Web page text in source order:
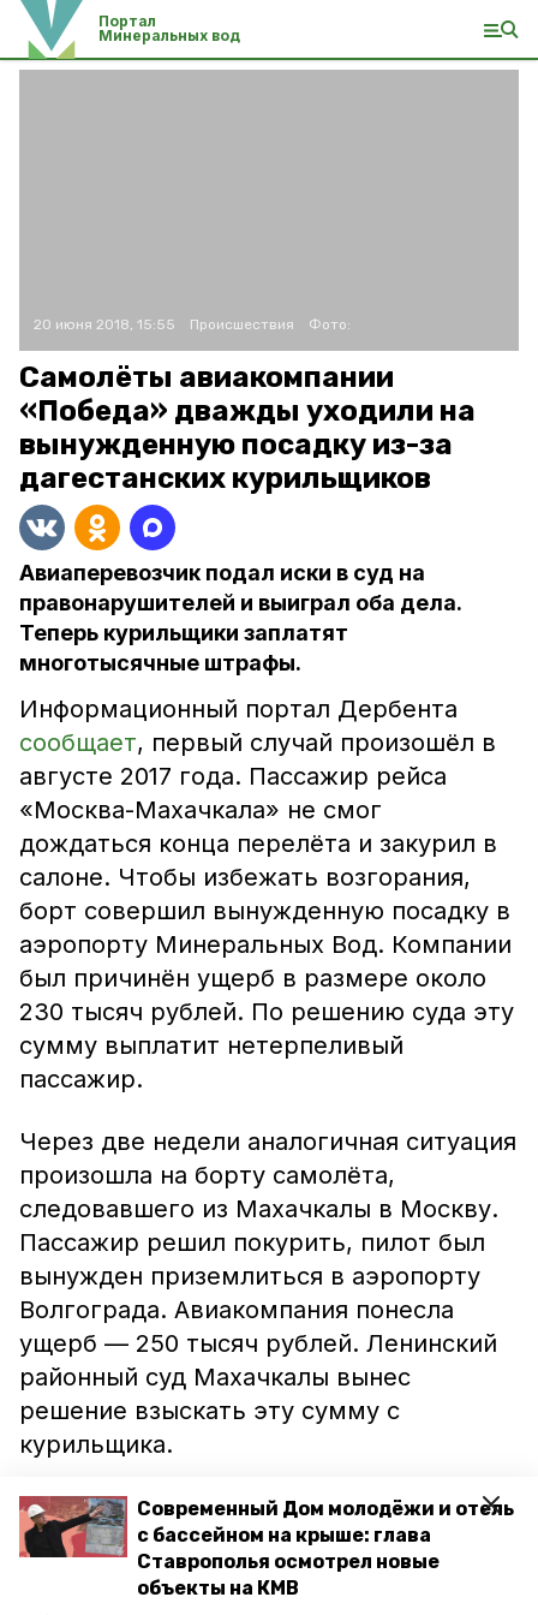
Современный Дом молодёжи и отель
с бассейном на крыше: глава
Ставрополья осмотрел новые
объекты на КМВ
Портал
Минеральных вод
20 июня 2018, 15:55 Происшествия Фото:
Самолёты авиакомпании
«Победа» дважды уходили на
вынужденную посадку из-за
дагестанских курильщиков
Авиаперевозчик подал иски в суд на
правонарушителей и выиграл оба дела.
Теперь курильщики заплатят
многотысячные штрафы.
Информационный портал Дербента
сообщает, первый случай произошёл в
августе 2017 года. Пассажир рейса
«Москва-Махачкала» не смог
дождаться конца перелёта и закурил в
салоне. Чтобы избежать возгорания,
борт совершил вынужденную посадку в
аэропорту Минеральных Вод. Компании
был причинён ущерб в размере около
230 тысяч рублей. По решению суда эту
сумму выплатит нетерпеливый
пассажир.
Через две недели аналогичная ситуация
произошла на борту cамолёта,
следовавшего из Махачкалы в Москву.
Пассажир решил покурить, пилот был
вынужден приземлиться в аэропорту
Волгограда. Авиакомпания понесла
ущерб — 250 тысяч рублей. Ленинский
районный суд Махачкалы вынес
решение взыскать эту сумму с
курильщика.
Ранее информационный портал
Минеральных Водсообщал, что житель
Владикавказа закурил в туалетной